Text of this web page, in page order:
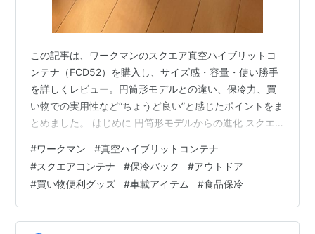
この記事は、ワークマンのスクエア真空ハイブリットコ
ンテナ（FCD52）を購入し、サイズ感・容量・使い勝手
を詳しくレビュー。円筒形モデルとの違い、保冷力、買
い物での実用性など“ちょうど良い”と感じたポイントをま
とめました。 はじめに 円筒形モデルからの進化 スクエ
番 容量 重さと安定感 まとめ 関連記事 はじめに 近所のワ
ークマンへ立ち寄った。 目的は、寝巻き代わりに使おう
と思っていた メディヒール（疲労回復）シリーズの半袖
シャツ。 しかし在庫はなかった。 帰ろうとしたその時、
レジ横のアウトドアコーナーで、 四角い“あれ” が目に入
#ワークマン #真空ハイブリットコンテナ
#スクエアコンテナ #保冷バック #アウトドア
#買い物便利グッズ #車載アイテム #食品保冷